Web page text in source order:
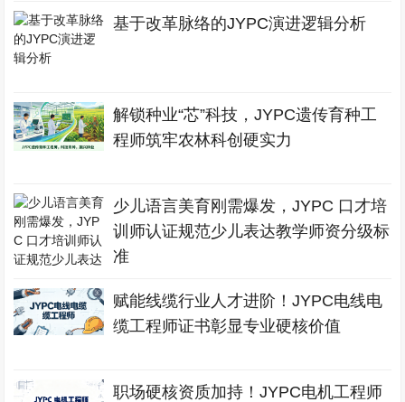
基于改革脉络的JYPC演进逻辑分析
解锁种业“芯”科技，JYPC遗传育种工
程师筑牢农林科创硬实力
少儿语言美育刚需爆发，JYPC 口才培
训师认证规范少儿表达教学师资分级标
准
赋能线缆行业人才进阶！JYPC电线电
缆工程师证书彰显专业硬核价值
职场硬核资质加持！JYPC电机工程师